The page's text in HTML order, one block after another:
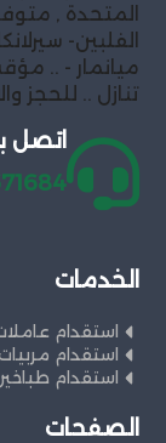
المتحدة ,
الفلبين-
ميانمار - ..
تنازل .. للحجز
اتصل
الخدمات
استقدام
استقدام
استقدام
الصفحات